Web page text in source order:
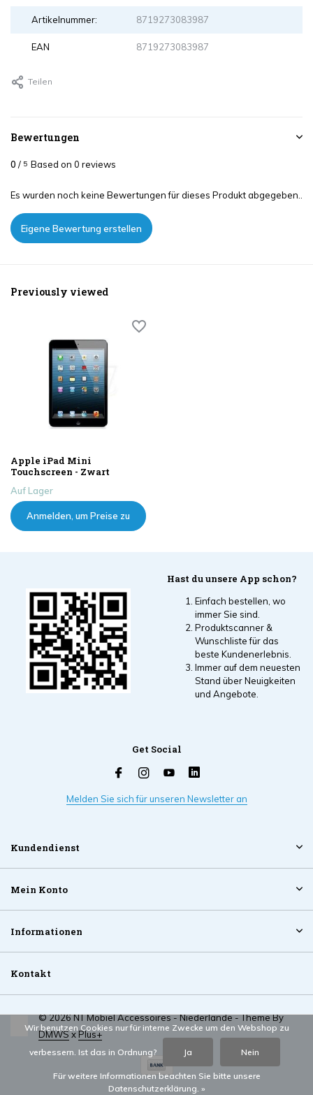
Artikelnummer: 8719273083987
EAN 8719273083987
Teilen
Bewertungen
0 / 5 Based on 0 reviews
Es wurden noch keine Bewertungen für dieses Produkt abgegeben..
Eigene Bewertung erstellen
Previously viewed
Apple iPad Mini
Touchscreen - Zwart
Auf Lager
Anmelden, um Preise zu
Hast du unsere App schon?
Einfach bestellen, wo
immer Sie sind.
Produktscanner &
Wunschliste für das
beste Kundenerlebnis.
Immer auf dem neuesten
Stand über Neuigkeiten
und Angebote.
Get Social
Melden Sie sich für unseren Newsletter an
Kundendienst
Mein Konto
Informationen
Kontakt
© 2026 NT Mobiel Accessoires - Niederlande - Theme By
DMWSxPlus+
Wir benutzen Cookies nur für interne Zwecke um den Webshop zu
verbessern. Ist das in Ordnung? Ja Nein
Für weitere Informationen beachten Sie bitte unsere
Datenschutzerklärung. »